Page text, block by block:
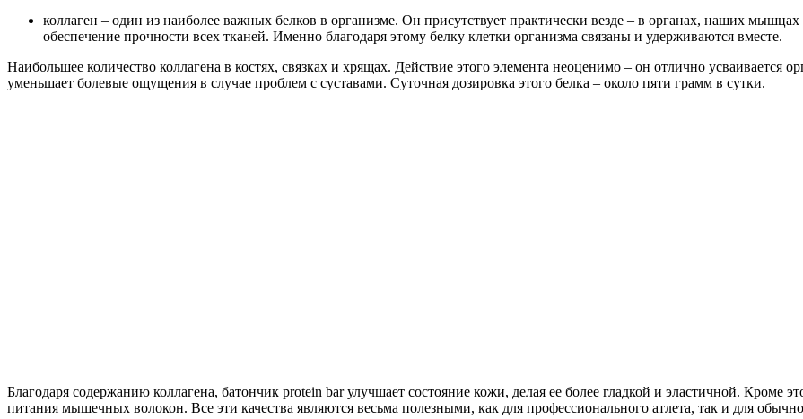
коллаген – один из наиболее важных белков в организме. Он присутствует практически везде – в органах, наших
обеспечение прочности всех тканей. Именно благодаря этому белку клетки организма связаны и удерживаются вместе.
Наибольшее количество коллагена в костях, связках и хрящах. Действие этого элемента неоценимо – он отлично усваивается
уменьшает болевые ощущения в случае проблем с суставами. Суточная дозировка этого белка – около пяти грамм в сутки.
Благодаря содержанию коллагена, батончик protein bar улучшает состояние кожи, делая ее более гладкой и эластичной. Кроме
питания мышечных волокон. Все эти качества являются весьма полезными, как для профессионального атлета, так и для